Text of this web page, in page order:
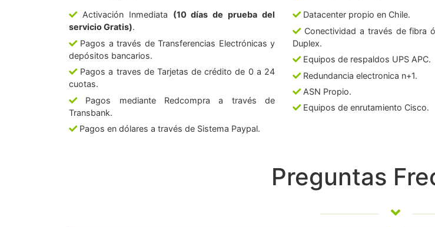
Activación Inmediata (10 días de prueba del
servicio Gratis).
Pagos a través de Transferencias Electrónicas y
depósitos bancarios.
Pagos a traves de Tarjetas de crédito de 0 a 24
cuotas.
Pagos mediante Redcompra a través de
Transbank.
Pagos en dólares a través de Sistema Paypal.
Datacenter propio en Chile.
Conectividad a través de fibra
Duplex.
Equipos de respaldos UPS APC.
Redundancia electronica n+1.
ASN Propio.
Equipos de enrutamiento Cisco.
Preguntas